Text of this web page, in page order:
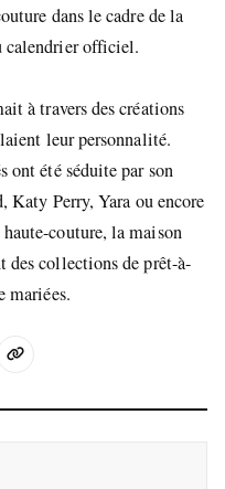
dans le cadre de la
calendrier officiel.
à travers des créations
leur personnalité.
ont été séduite par son
Perry, Yara ou encore
couture, la maison
des collections de prêt-à-
mariées.